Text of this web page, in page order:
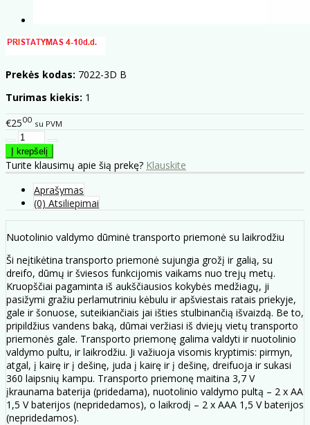
Prekės kodas: 7022-3D B
Turimas kiekis: 1
€2500 su PVM
Turite klausimų apie šią prekę? Klauskite
Aprašymas
(0) Atsiliepimai
Nuotolinio valdymo dūminė transporto priemonė su laikrodžiu
Ši neįtikėtina transporto priemonė sujungia grožį ir galią, su
dreifo, dūmų ir šviesos funkcijomis vaikams nuo trejų metų.
Kruopščiai pagaminta iš aukščiausios kokybės medžiagų, ji
pasižymi gražiu perlamutriniu kėbulu ir apšviestais ratais priekyje,
gale ir šonuose, suteikiančiais jai išties stulbinančią išvaizdą. Be to,
pripildžius vandens baką, dūmai veržiasi iš dviejų vietų transporto
priemonės gale. Transporto priemonę galima valdyti ir nuotolinio
valdymo pultu, ir laikrodžiu. Ji važiuoja visomis kryptimis: pirmyn,
atgal, į kairę ir į dešinę, juda į kairę ir į dešinę, dreifuoja ir sukasi
360 laipsnių kampu. Transporto priemonę maitina 3,7 V
įkraunama baterija (pridedama), nuotolinio valdymo pultą – 2 x AA
1,5 V baterijos (nepridedamos), o laikrodį – 2 x AAA 1,5 V baterijos
(nepridedamos).